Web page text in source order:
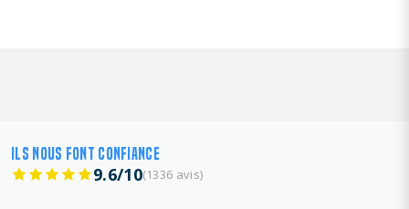
ILS NOUS FONT CONFIANCE
9.6/10(1336 avis)